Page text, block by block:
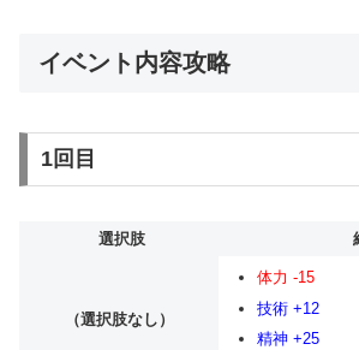
イベント内容攻略
1回目
選択肢
（選択肢なし）
体力 -15
技術 +12
精神 +25